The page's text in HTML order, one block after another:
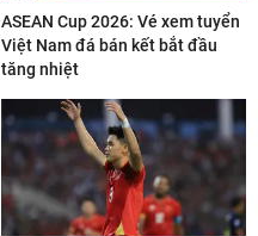
ASEAN Cup 2026: Vé xem tuyển
Việt Nam đá bán kết bắt đầu
tăng nhiệt